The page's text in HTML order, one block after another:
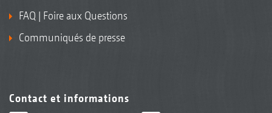
FAQ | Foire aux Questions
Communiqués de presse
Contact et informations